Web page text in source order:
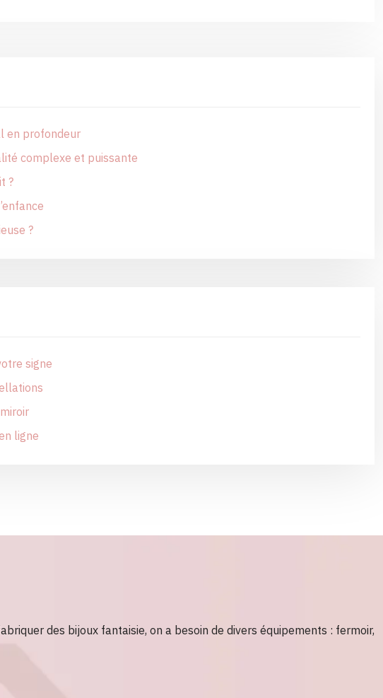
en profondeur
complexe et puissante
?
?
signe
ligne
des bijoux fantaisie, on a besoin de divers équipements : fermoir,